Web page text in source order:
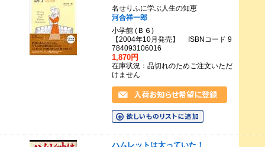
名せりふに学ぶ人生の知恵
河合祥一郎
小学館 (Ｂ６)
【2004年10月発売】 ISBNコード 9
784093106016
1,870円
在庫状況：品切れのためご注文いただ
けません
ハムレットは太っていた！